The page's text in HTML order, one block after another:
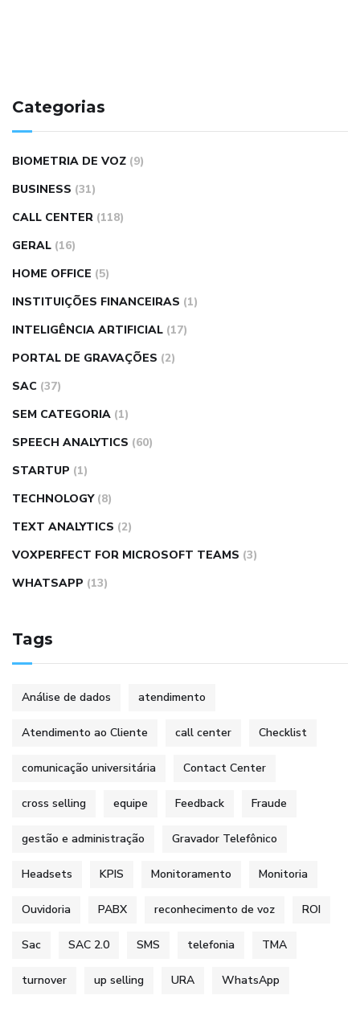
Categorias
BIOMETRIA DE VOZ (9)
BUSINESS (31)
CALL CENTER (118)
GERAL (16)
HOME OFFICE (5)
INSTITUIÇÕES FINANCEIRAS (1)
INTELIGÊNCIA ARTIFICIAL (17)
PORTAL DE GRAVAÇÕES (2)
SAC (37)
SEM CATEGORIA (1)
SPEECH ANALYTICS (60)
STARTUP (1)
TECHNOLOGY (8)
TEXT ANALYTICS (2)
VOXPERFECT FOR MICROSOFT TEAMS (3)
WHATSAPP (13)
Tags
Análise de dados atendimento
Atendimento ao Cliente call center Checklist
comunicação universitária Contact Center
cross selling equipe Feedback Fraude
gestão e administração Gravador Telefônico
Headsets KPIS Monitoramento Monitoria
Ouvidoria PABX reconhecimento de voz ROI
Sac SAC 2.0 SMS telefonia TMA
turnover up selling URA WhatsApp